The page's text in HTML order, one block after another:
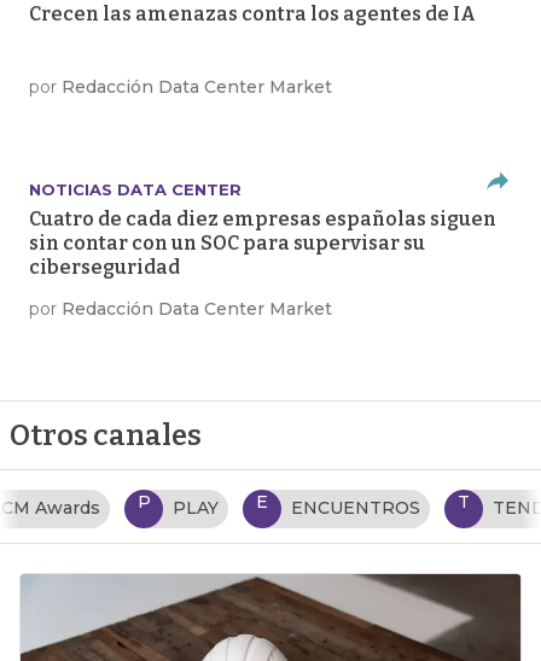
Crecen las amenazas contra los agentes de IA
por Redacción Data Center Market
NOTICIAS DATA CENTER
Cuatro de cada diez empresas españolas siguen
sin contar con un SOC para supervisar su
ciberseguridad
por Redacción Data Center Market
Otros canales
P PLAY E ENCUENTROS T TENDENCIAS TI